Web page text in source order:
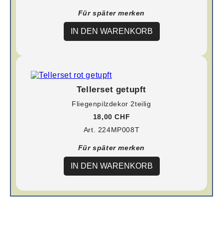
Für später merken
IN DEN WARENKORB
Tellerset getupft
Fliegenpilzdekor 2teilig
18,00 CHF
Art. 224MP008T
Für später merken
IN DEN WARENKORB